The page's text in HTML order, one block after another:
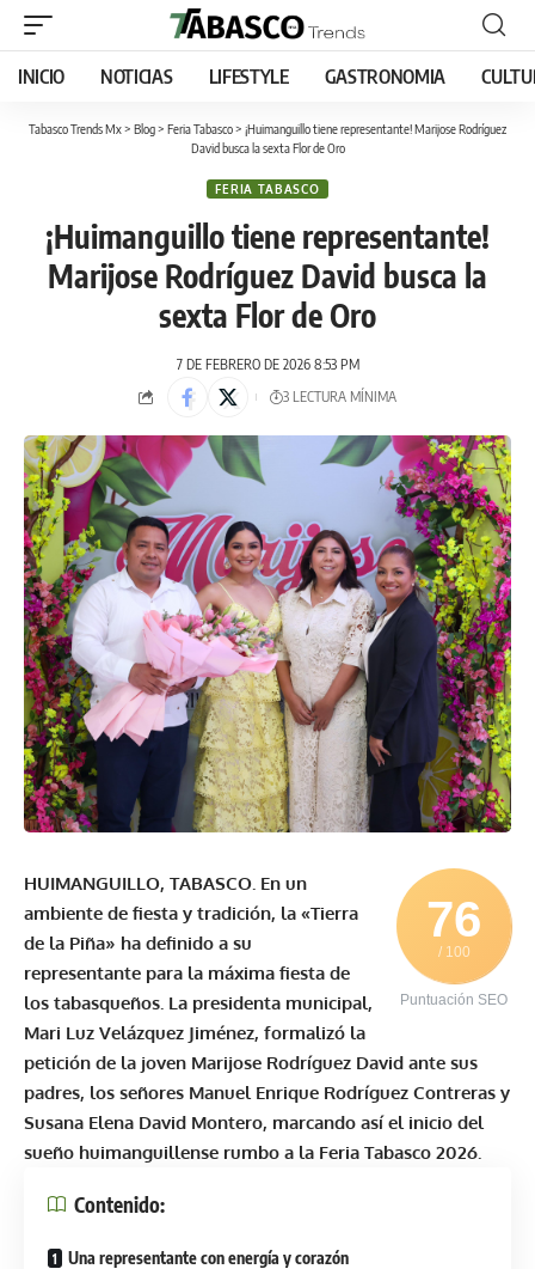
INICIO NOTICIAS LIFESTYLE GASTRONOMIA
Tabasco Trends Mx> Blog> Feria Tabasco> ¡Huimanguillo tiene representante! Marijose Rodríguez
David busca la sexta Flor de Oro
FERIA TABASCO
¡Huimanguillo tiene representante!
Marijose Rodríguez David busca la
sexta Flor de Oro
7 DE FEBRERO DE 2026 8:53 PM
3 LECTURA MÍNIMA
76
/ 100
Puntuación SEO
HUIMANGUILLO, TABASCO. En un
ambiente de fiesta y tradición, la «Tierra
de la Piña» ha definido a su
representante para la máxima fiesta de
los tabasqueños. La presidenta municipal,
Mari Luz Velázquez Jiménez, formalizó la
petición de la joven Marijose Rodríguez David ante sus
padres, los señores Manuel Enrique Rodríguez Contreras y
Susana Elena David Montero, marcando así el inicio del
sueño huimanguillense rumbo a la Feria Tabasco 2026.
Contenido:
Una representante con energía y corazón